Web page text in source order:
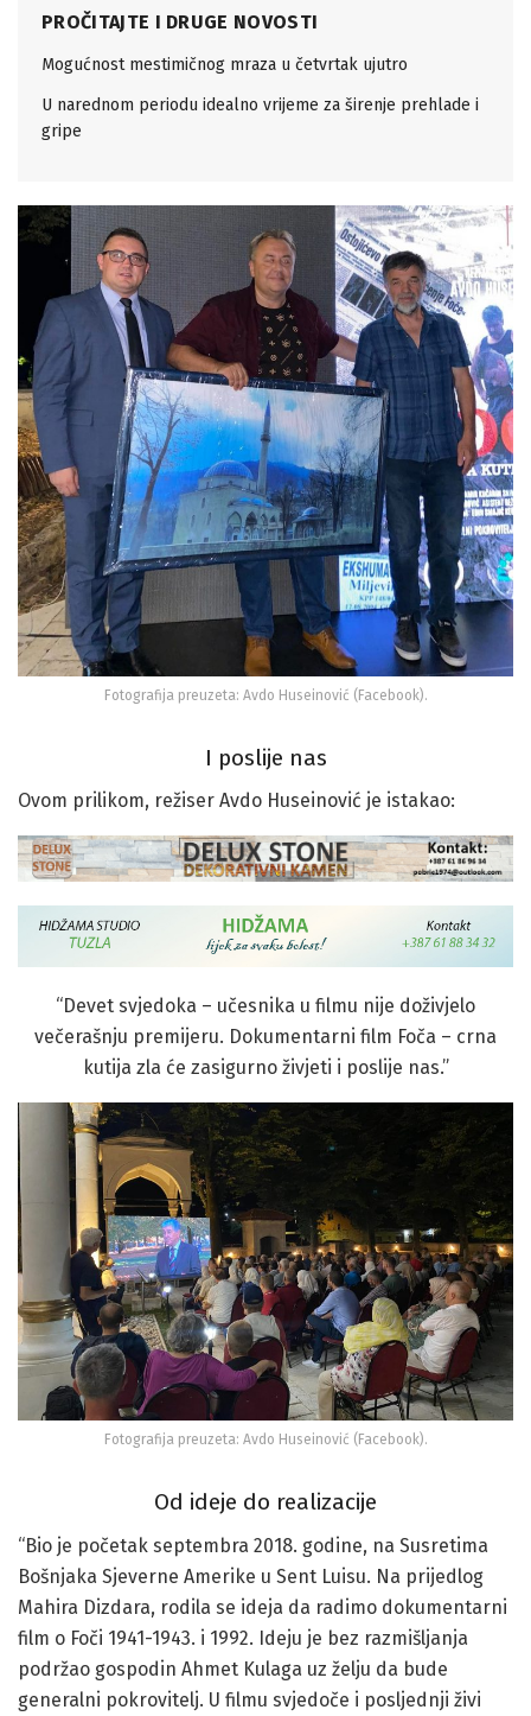
PROČITAJTE I DRUGE NOVOSTI
Mogućnost mestimičnog mraza u četvrtak ujutro
U narednom periodu idealno vrijeme za širenje prehlade i
gripe
Fotografija preuzeta: Avdo Huseinović (Facebook).
I poslije nas
Ovom prilikom, režiser Avdo Huseinović je istakao:
“Devet svjedoka – učesnika u filmu nije doživjelo
večerašnju premijeru. Dokumentarni film Foča – crna
kutija zla će zasigurno živjeti i poslije nas.”
Fotografija preuzeta: Avdo Huseinović (Facebook).
Od ideje do realizacije
“Bio je početak septembra 2018. godine, na Susretima
Bošnjaka Sjeverne Amerike u Sent Luisu. Na prijedlog
Mahira Dizdara, rodila se ideja da radimo dokumentarni
film o Foči 1941-1943. i 1992. Ideju je bez razmišljanja
podržao gospodin Ahmet Kulaga uz želju da bude
generalni pokrovitelj. U filmu svjedoče i posljednji živi